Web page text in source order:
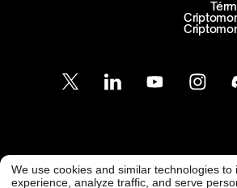
Atención al Cliente
support@freedx.com
We use cookies and similar technologies to
experience, analyze traffic, and serve